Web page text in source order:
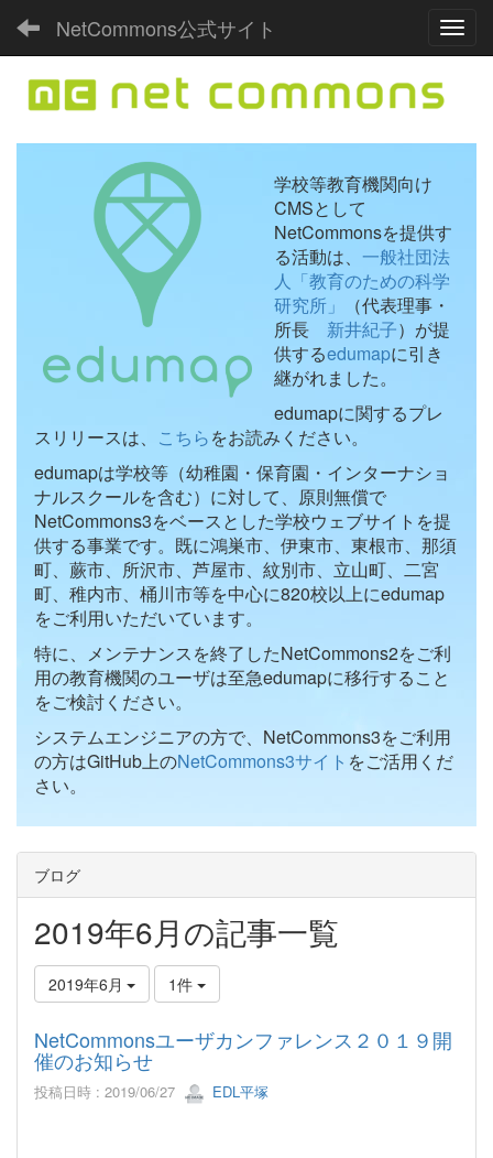
NetCommons公式サイト
学校等教育機関向け
CMSとして
NetCommonsを提供す
る活動は、 一般社団法
人「教育のための科学
研究所」
（代表理事・
所長 新井紀子）が提
供するedumapに引き
継がれました。
edumapに関するプレ
スリリースは、 こちらをお読みください。
edumapは学校等（幼稚園・保育園・インターナショ
ナルスクールを含む）に対して、原則無償で
NetCommons3をベースとした学校ウェブサイトを提
供する事業です。既に鴻巣市、伊東市、東根市、那須
町、蕨市、所沢市、芦屋市、紋別市、立山町、二宮
町、稚内市、桶川市等を中心に820校以上にedumap
をご利用いただいています。
特に、メンテナンスを終了したNetCommons2をご利
用の教育機関のユーザは至急edumapに移行すること
をご検討ください。
システムエンジニアの方で、NetCommons3をご利用
の方はGitHub上のNetCommons3サイト をご活用くだ
さい。
ブログ
2019年6月の記事一覧
2019年6月 1件
NetCommonsユーザカンファレンス２０１９開
催のお知らせ
投稿日時 : 2019/06/27 EDL平塚